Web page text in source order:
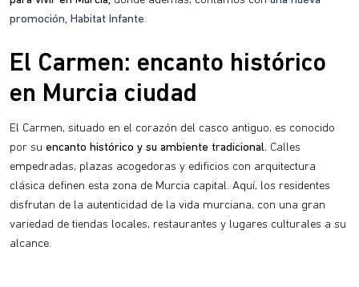
promoción, Habitat Infante.
El Carmen: encanto histórico
en Murcia ciudad
El Carmen, situado en el corazón del casco antiguo, es conocido
por su encanto histórico y su ambiente tradicional. Calles
empedradas, plazas acogedoras y edificios con arquitectura
clásica definen esta zona de Murcia capital. Aquí, los residentes
disfrutan de la autenticidad de la vida murciana, con una gran
variedad de tiendas locales, restaurantes y lugares culturales a su
alcance.